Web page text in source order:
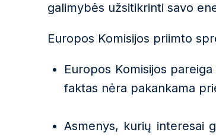
galimybės užsitikrinti savo
Europos Komisijos priimto
Europos Komisijos
faktas nėra pakankama
Asmenys, kurių interesai